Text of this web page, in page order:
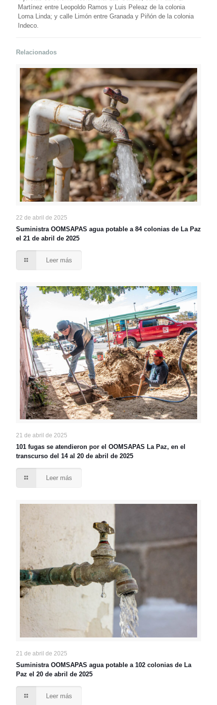
Martínez entre Leopoldo Ramos y Luis Peleaz de la colonia
Loma Linda; y calle Limón entre Granada y Piñón de la colonia
Indeco.
Relacionados
22 de abril de 2025
Suministra OOMSAPAS agua potable a 84 colonias de La Paz
el 21 de abril de 2025
Leer más
21 de abril de 2025
101 fugas se atendieron por el OOMSAPAS La Paz, en el
transcurso del 14 al 20 de abril de 2025
Leer más
21 de abril de 2025
Suministra OOMSAPAS agua potable a 102 colonias de La
Paz el 20 de abril de 2025
Leer más